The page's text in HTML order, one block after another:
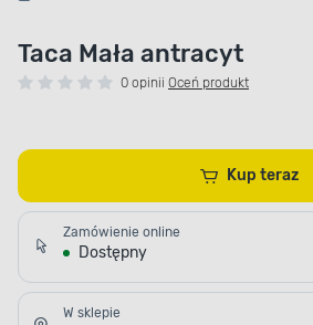
Taca Mała antracyt
0 opinii Oceń produkt
Kup teraz
Zamówienie online
Dostępny
W sklepie